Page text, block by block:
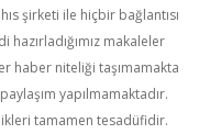
şirketi ile hiçbir bağlantısı
hazırladığımız makaleler
haber niteliği taşımamakta
yapılmamaktadır.
tamamen tesadüfidir.